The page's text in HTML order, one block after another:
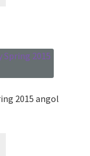
2015 angol